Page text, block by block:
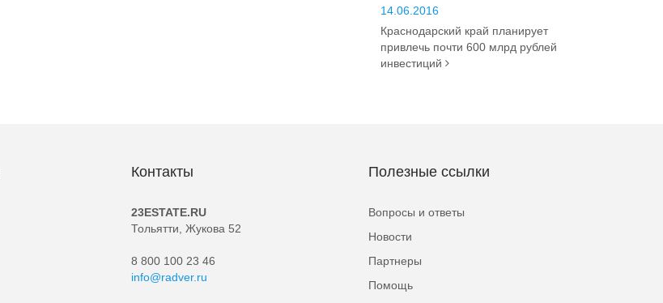
14.06.2016
Краснодарский край планирует
привлечь почти 600 млрд рублей
инвестиций
Контакты
23ESTATE.RU
Тольятти, Жукова 52
8 800 100 23 46
info@radver.ru
Полезные ссылки
Вопросы и ответы
Новости
Партнеры
Помощь